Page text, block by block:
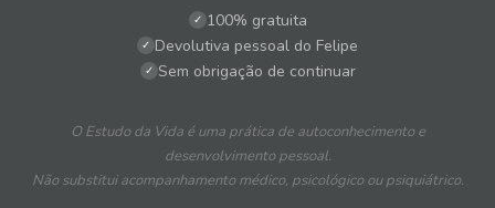
✓ 100% gratuita
✓ Devolutiva pessoal do Felipe
✓ Sem obrigação de continuar
O Estudo da Vida é uma prática de autoconhecimento e
desenvolvimento pessoal.
Não substitui acompanhamento médico, psicológico ou psiquiátrico.